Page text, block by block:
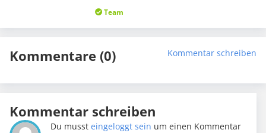
Team
Kommentare (0) Kommentar schreiben
Kommentar schreiben
Du mussteingeloggt sein um einen Kommentar